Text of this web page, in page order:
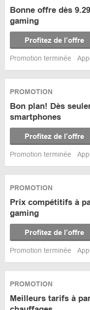
Bonne offre dès
gaming
Profitez de l’offre
Promotion terminée
PROMOTION
Bon plan! Dès
smartphones
Profitez de l’offre
Promotion terminée
PROMOTION
Prix compétitifs à
gaming
Profitez de l’offre
Promotion terminée
PROMOTION
Meilleurs tarifs à